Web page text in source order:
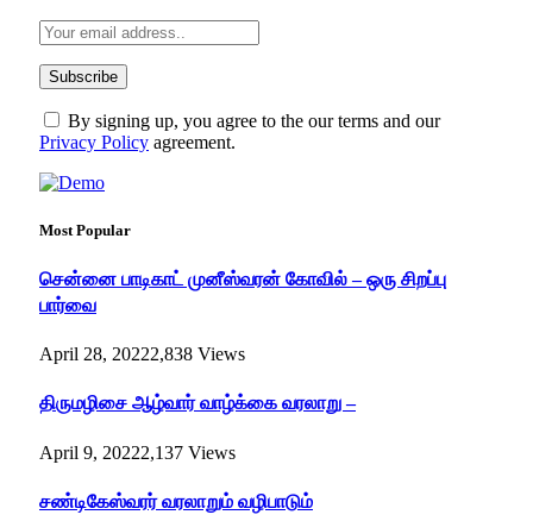
By signing up, you agree to the our terms and our
Privacy Policy agreement.
Most Popular
சென்னை பாடிகாட் முனீஸ்வரன் கோவில் – ஒரு சிறப்பு
பார்வை
April 28, 20222,838 Views
திருமழிசை ஆழ்வார் வாழ்க்கை வரலாறு –
April 9, 20222,137 Views
சண்டிகேஸ்வரர் வரலாறும் வழிபாடும்